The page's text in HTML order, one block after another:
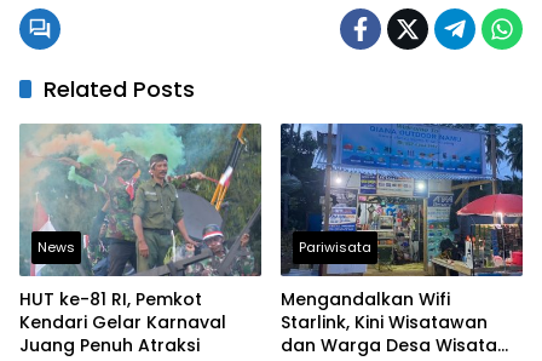
Related Posts
News
HUT ke-81 RI, Pemkot
Kendari Gelar Karnaval
Juang Penuh Atraksi
Pariwisata
Mengandalkan Wifi
Starlink, Kini Wisatawan
dan Warga Desa Wisata